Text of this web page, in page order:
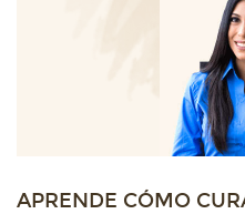
APRENDE CÓMO